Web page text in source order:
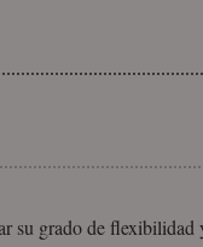
su grado de flexibilidad